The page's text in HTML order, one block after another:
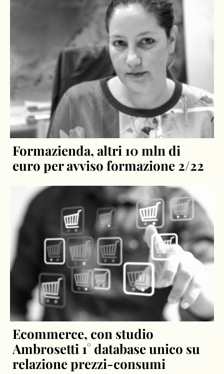
Formazienda, altri 10 mln di
euro per avviso formazione 2/22
Ecommerce, con studio
Ambrosetti 1° database unico su
relazione prezzi-consumi